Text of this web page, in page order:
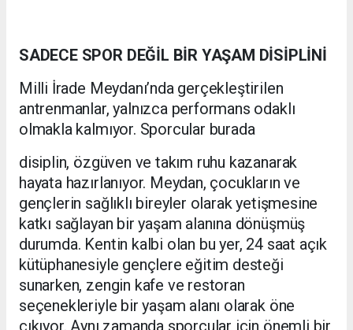
SADECE SPOR DEĞİL BİR YAŞAM DİSİPLİNİ
Milli İrade Meydanı’nda gerçekleştirilen
antrenmanlar, yalnızca performans odaklı
olmakla kalmıyor. Sporcular burada
disiplin, özgüven ve takım ruhu kazanarak
hayata hazırlanıyor. Meydan, çocukların ve
gençlerin sağlıklı bireyler olarak yetişmesine
katkı sağlayan bir yaşam alanına dönüşmüş
durumda. Kentin kalbi olan bu yer, 24 saat açık
kütüphanesiyle gençlere eğitim desteği
sunarken, zengin kafe ve restoran
seçenekleriyle bir yaşam alanı olarak öne